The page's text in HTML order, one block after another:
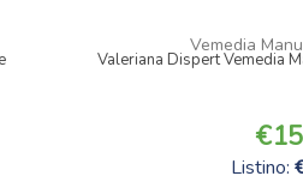
Vemedia
Valeriana Dispert Vemedia
Listino: